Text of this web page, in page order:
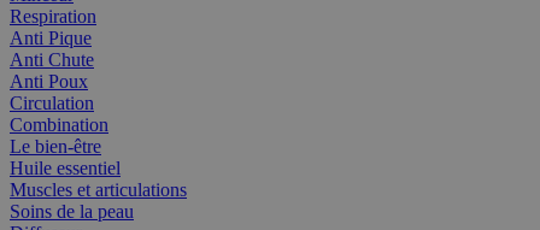
Respiration
Anti Pique
Anti Chute
Anti Poux
Circulation
Combination
Le bien-être
Huile essentiel
Muscles et articulations
Soins de la peau